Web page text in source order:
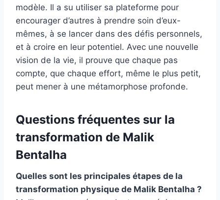
modèle. Il a su utiliser sa plateforme pour
encourager d’autres à prendre soin d’eux-
mêmes, à se lancer dans des défis personnels,
et à croire en leur potentiel. Avec une nouvelle
vision de la vie, il prouve que chaque pas
compte, que chaque effort, même le plus petit,
peut mener à une métamorphose profonde.
Questions fréquentes sur la
transformation de Malik
Bentalha
Quelles sont les principales étapes de la
transformation physique de Malik Bentalha ?